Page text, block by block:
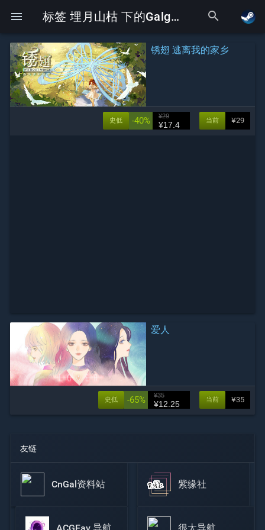
menu 标签 埋月山枯 下的Galgame search
锈翅 逃离我的家乡
¥29
当前
-40% ¥29
¥17.4
史低
爱人
¥35
当前
-65% ¥35
¥12.25
史低
友链
CnGal资料站 紫缘社